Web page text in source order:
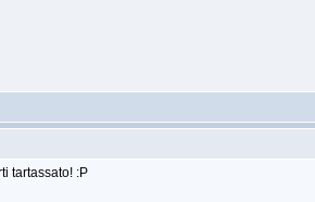
tartassato! :P